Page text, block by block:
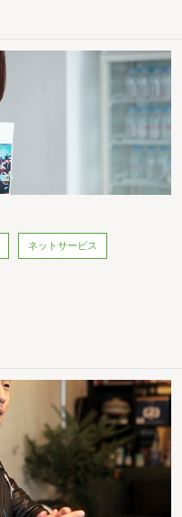
ネットサービス